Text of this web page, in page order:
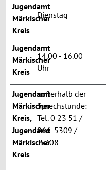
Jugendamt
Märkischer
Kreis
Dienstag
Jugendamt
Märkischer
Kreis
14.00 - 16.00
Uhr
Jugendamt
Märkischer
Kreis,
Jugendamt
Märkischer
Kreis
außerhalb der
Sprechstunde:
Tel. 0 23 51 /
966-5309 /
-5308